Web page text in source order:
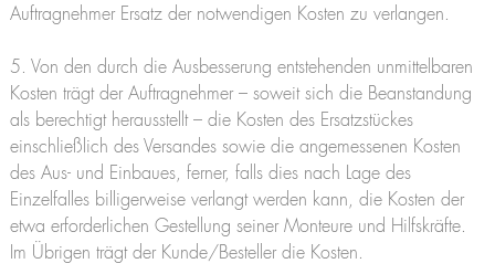
Auftragnehmer Ersatz der notwendigen Kosten zu verlangen.
5. Von den durch die Ausbesserung entstehenden unmittelbaren
Kosten trägt der Auftragnehmer – soweit sich die Beanstandung
als berechtigt herausstellt – die Kosten des Ersatzstückes
einschließlich des Versandes sowie die angemessenen Kosten
des Aus- und Einbaues, ferner, falls dies nach Lage des
Einzelfalles billigerweise verlangt werden kann, die Kosten der
etwa erforderlichen Gestellung seiner Monteure und Hilfskräfte.
Im Übrigen trägt der Kunde/Besteller die Kosten.